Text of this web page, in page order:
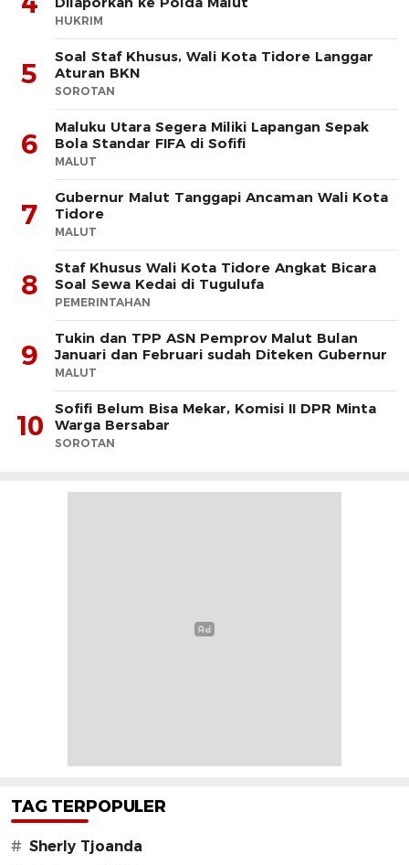
HUKRIM
5
Soal Staf Khusus, Wali Kota Tidore Langgar
Aturan BKN
SOROTAN
6
Maluku Utara Segera Miliki Lapangan Sepak
Bola Standar FIFA di Sofifi
MALUT
7
Gubernur Malut Tanggapi Ancaman Wali Kota
Tidore
MALUT
8
Staf Khusus Wali Kota Tidore Angkat Bicara
Soal Sewa Kedai di Tugulufa
PEMERINTAHAN
9
Tukin dan TPP ASN Pemprov Malut Bulan
Januari dan Februari sudah Diteken Gubernur
MALUT
10
Sofifi Belum Bisa Mekar, Komisi II DPR Minta
Warga Bersabar
SOROTAN
TAG TERPOPULER
# Sherly Tjoanda